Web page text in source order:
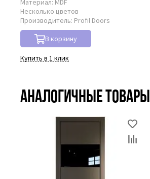
Материал: MDF
Несколько цветов
Производитель: Profil Doors
В корзину
Купить в 1 клик
Аналогичные товары